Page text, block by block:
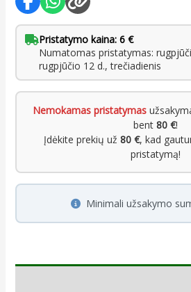
Pristatymo kaina: 6 €
Numatomas pristatymas:
rugpjūčio 12 d., trečiadienis
Nemokamas pristatymas
bent 80 €!
Įdėkite prekių už 80 €, kad
pristatymą!
Minimali užsakymo